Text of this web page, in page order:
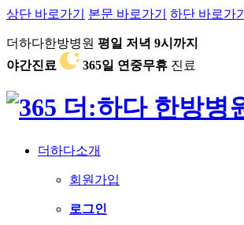
상단 바로가기 본문 바로가기 하단 바로가기
더하다한방병원 평일 저녁 9시까지
야간진료
365일 연중무휴 진료
더하다소개
회원가입
로그인